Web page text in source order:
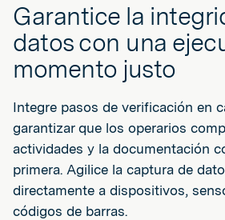
Garantice la
datos con una
momento justo
Integre pasos de verificación en
garantizar que los operarios
actividades y la documentación
primera. Agilice la captura de
directamente a dispositivos,
códigos de barras.